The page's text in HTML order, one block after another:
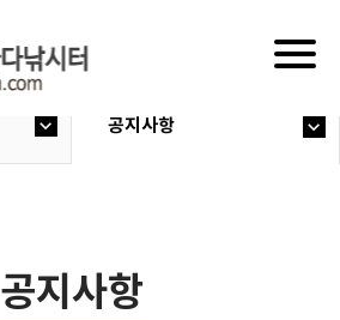
공지사항
공지사항